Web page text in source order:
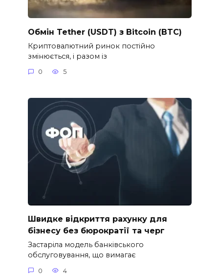
Обмін Tether (USDT) з Bitcoin (BTC)
Криптовалютний ринок постійно
змінюється, і разом із
0 5
Швидке відкриття рахунку для
бізнесу без бюрократії та черг
Застаріла модель банківського
обслуговування, що вимагає
0 4